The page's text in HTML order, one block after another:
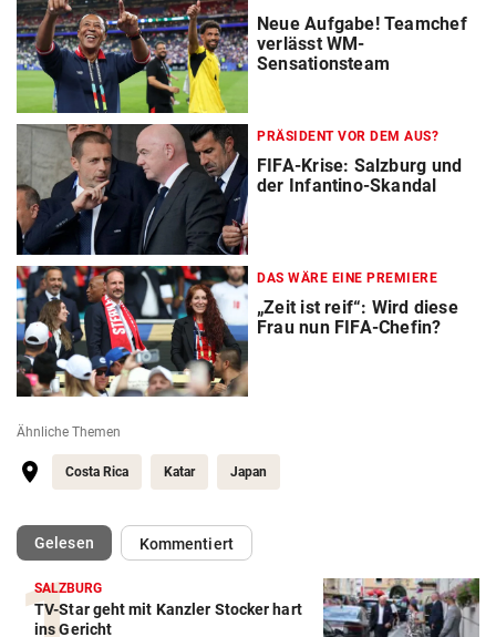
Neue Aufgabe! Teamchef
verlässt WM-
Sensationsteam
PRÄSIDENT VOR DEM AUS?
FIFA-Krise: Salzburg und
der Infantino-Skandal
DAS WÄRE EINE PREMIERE
„Zeit ist reif“: Wird diese
Frau nun FIFA-Chefin?
Ähnliche Themen
Costa Rica Katar Japan
Gelesen(ausgewählt)Kommentiert
SALZBURG
TV-Star geht mit Kanzler Stocker hart
ins Gericht
Action-Cam Vergleich